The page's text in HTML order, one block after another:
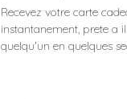
Recevez votre carte
instantanement, prete a
quelqu'un en quelques